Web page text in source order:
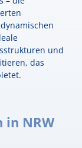
und
das
in NRW